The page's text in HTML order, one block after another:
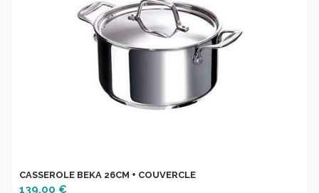
CASSEROLE BEKA 26CM + COUVERCLE
139,00 €